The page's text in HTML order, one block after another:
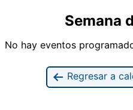
Semana
No hay eventos
Regresar a